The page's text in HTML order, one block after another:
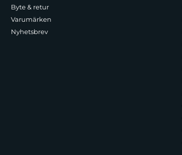
Byte & retur
Varumärken
Nyhetsbrev